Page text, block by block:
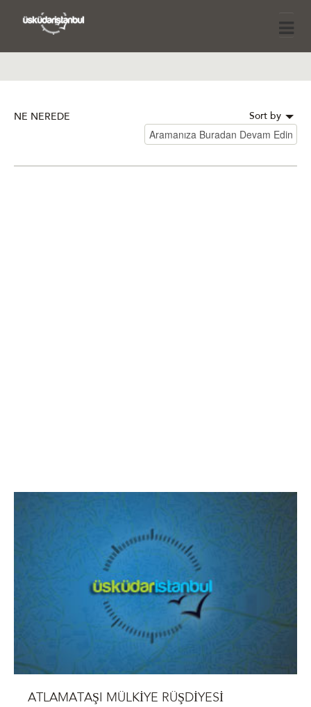
NE NEREDE Sort by
ATLAMATAŞI MÜLKİYE RÜŞDİYESİ